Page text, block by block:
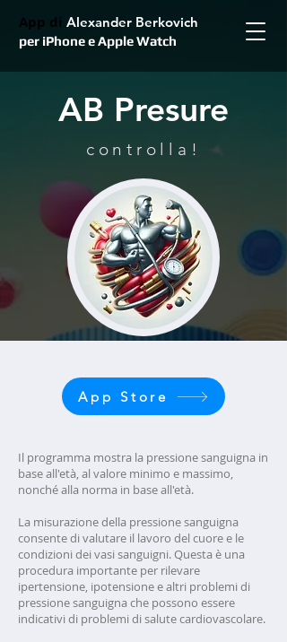
App di Alexander Berkovich
per iPhone e Apple Watch
AB Presure
controlla!
App Store
Il programma mostra la pressione sanguigna in
base all'età, al valore minimo e massimo,
nonché alla norma in base all'età.
La misurazione della pressione sanguigna
consente di valutare il lavoro del cuore e le
condizioni dei vasi sanguigni. Questa è una
procedura importante per rilevare
ipertensione, ipotensione e altri problemi di
pressione sanguigna che possono essere
indicativi di problemi di salute cardiovascolare.